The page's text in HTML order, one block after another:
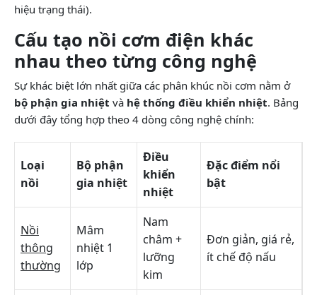
hiệu trạng thái).
Cấu tạo nồi cơm điện khác
nhau theo từng công nghệ
Sự khác biệt lớn nhất giữa các phân khúc nồi cơm nằm ở
bộ phận gia nhiệt và hệ thống điều khiển nhiệt. Bảng
dưới đây tổng hợp theo 4 dòng công nghệ chính:
Loại
nồi
Bộ phận
gia nhiệt
Điều
khiển
nhiệt
Đặc điểm nổi
bật
Nồi
thông
thường
Mâm
nhiệt 1
lớp
Nam
châm +
lưỡng
kim
Đơn giản, giá rẻ,
ít chế độ nấu